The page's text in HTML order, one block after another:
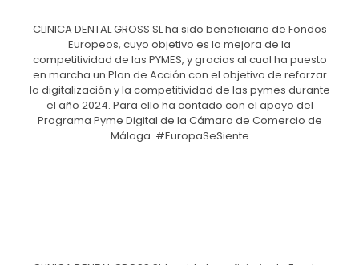
CLINICA DENTAL GROSS SL ha sido beneficiaria de Fondos
Europeos, cuyo objetivo es la mejora de la
competitividad de las PYMES, y gracias al cual ha puesto
en marcha un Plan de Acción con el objetivo de reforzar
la digitalización y la competitividad de las pymes durante
el año 2024. Para ello ha contado con el apoyo del
Programa Pyme Digital de la Cámara de Comercio de
Málaga. #EuropaSeSiente